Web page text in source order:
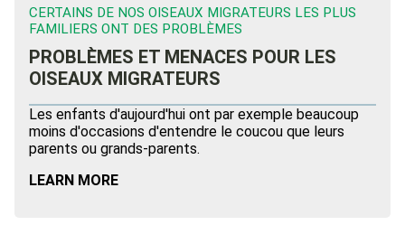
CERTAINS DE NOS OISEAUX MIGRATEURS LES PLUS
FAMILIERS ONT DES PROBLÈMES
PROBLÈMES ET MENACES POUR LES
OISEAUX MIGRATEURS
Les enfants d'aujourd'hui ont par exemple beaucoup
moins d'occasions d'entendre le coucou que leurs
parents ou grands-parents.
LEARN MORE